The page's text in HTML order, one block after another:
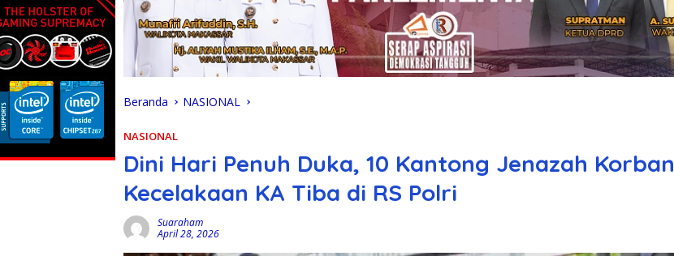
Beranda NASIONAL
NASIONAL
Dini Hari Penuh Duka, 10 Kantong Jenazah Korban
Kecelakaan KA Tiba di RS Polri
Suaraham
April 28, 2026